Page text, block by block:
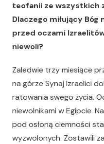
teofanii ze wszystkich
Dlaczego miłujący
przed oczami
niewoli?
Zaledwie trzy miesiące
na górze Synaj Izraelici
ratowania swego życia.
niewolnikami w Egipcie.
pod osłoną ciemności
wyzwolonych. Zostawili